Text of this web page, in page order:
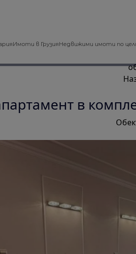
Имоти в ГрузияНедвижими имоти по
в